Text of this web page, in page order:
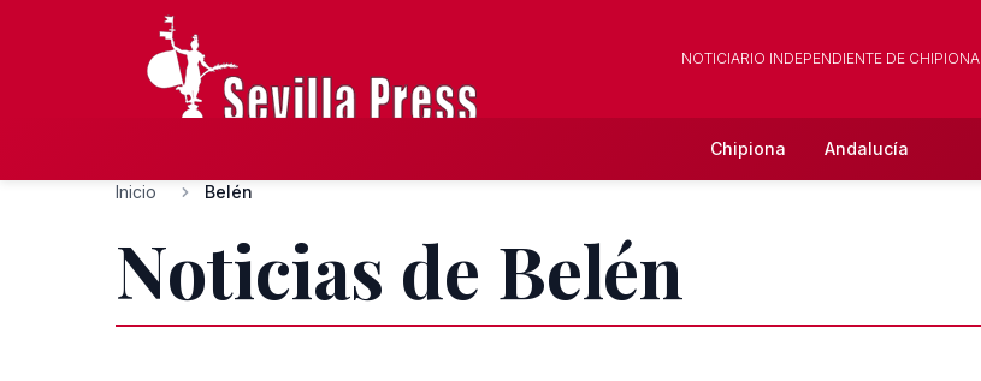
NOTICIARIO INDEPENDIENTE DE CHIPIONA
Chipiona Andalucía
Inicio Belén
Noticias de Belén